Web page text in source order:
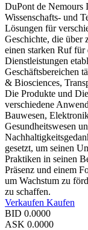
DuPont de Nemours
Wissenschafts- und
Lösungen für
Geschichte, die über
einen starken Ruf für
Dienstleistungen
Geschäftsbereichen
& Biosciences,
Die Produkte und
verschiedene
Bauwesen,
Gesundheitswesen
gesetzt, um seinen
Praktiken in seinen
Präsenz und einem
um Wachstum zu
zu schaffen.
Verkaufen Kaufen
BID 0.0000
ASK 0.0000